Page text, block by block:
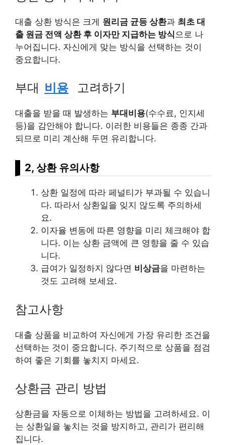
대출 상환 방식은 크게 원리금 균등 상환과 최초 대
출 원금 전액 상환 후 이자만 지급하는 방식 으로 나
누어집니다. 자신에게 맞는 방식을 선택하는 것이
중요합니다.
부대 비용 고려하기
대출을 받을 때 발생하는 부대비용(수수료, 인지세
등)을 감안해야 합니다. 이러한 비용들은 종종 간과
되므로 미리 계산해 두면 유리합니다.
2, 상환 유의사항
상환 일정에 따라 페널티가 부과될 수 있습니
다. 따라서 상환일을 잊지 않도록 주의하세
요.
이자율 변동에 따른 영향을 미리 체크해야 합
니다. 이는 상환 금액에 큰 영향을 줄 수 있습
니다.
급여가 일정하지 않다면 비상금을 마련하는
것도 고려해 보세요.
참고사항
대출 상품을 비교하여 자신에게 가장 유리한 조건을
선택하는 것이 중요합니다. 주기적으로 상품을 점검
하여 좋은 기회를 놓치지 마세요.
상환금 관리 방법
상환금을 자동으로 이체하는 방법을 고려하세요. 이
는 상환일을 놓치는 것을 방지하고, 관리가 편리해
집니다.